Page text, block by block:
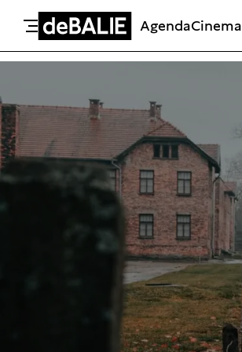
De Balie
AgendaCinema